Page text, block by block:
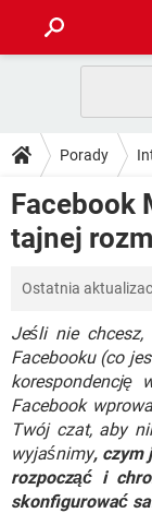
GRY
SPOTIFY
INSTAGRAM
PORADY
PlayStation
GRY
SPOTIFY
INSTAGRAM
WINDOWS 10
DO POBRANIA
ANDROID
INSTAGRAM
WINDOWS 10
FORUM
COVID-19
GRY
SPOTIFY
INSTAGRAM
WINDOWS 10
COVID-19
GRY
SPOTIFY
INSTAGRAM
WINDOWS 10
Porady
Facebook
tajnej
Ostatnia
Jeśli nie
Facebooku (co
korespondencję
Facebook
Twój czat, aby
wyjaśnimy, czym
rozpocząć i
skonfigurować